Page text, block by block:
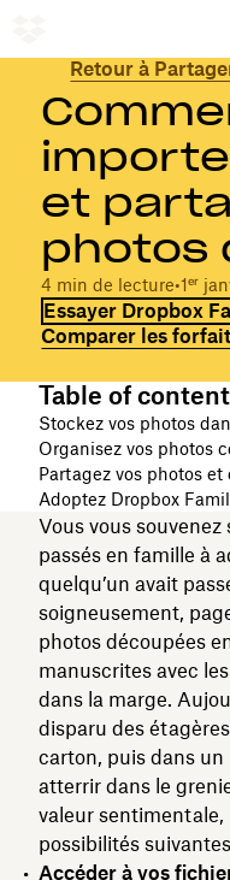
Retour à
et
photos
4 min de lecture•1ᵉʳ
Essayer Dropbox
Comparer les
Table of
Stockez vos photos
Organisez vos photos
Partagez vos photos
Adoptez Dropbox
Vous vous
passés en famille à
quelqu’un avait
soigneusement,
photos découpées
manuscrites avec
dans la marge.
disparu des
carton, puis dans
atterrir dans le
valeur sentimentale,
possibilités
Accéder à vos